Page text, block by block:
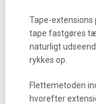
Tape-
tape fastgøres
naturligt
rykkes op.
Flettemetoden
hvorefter